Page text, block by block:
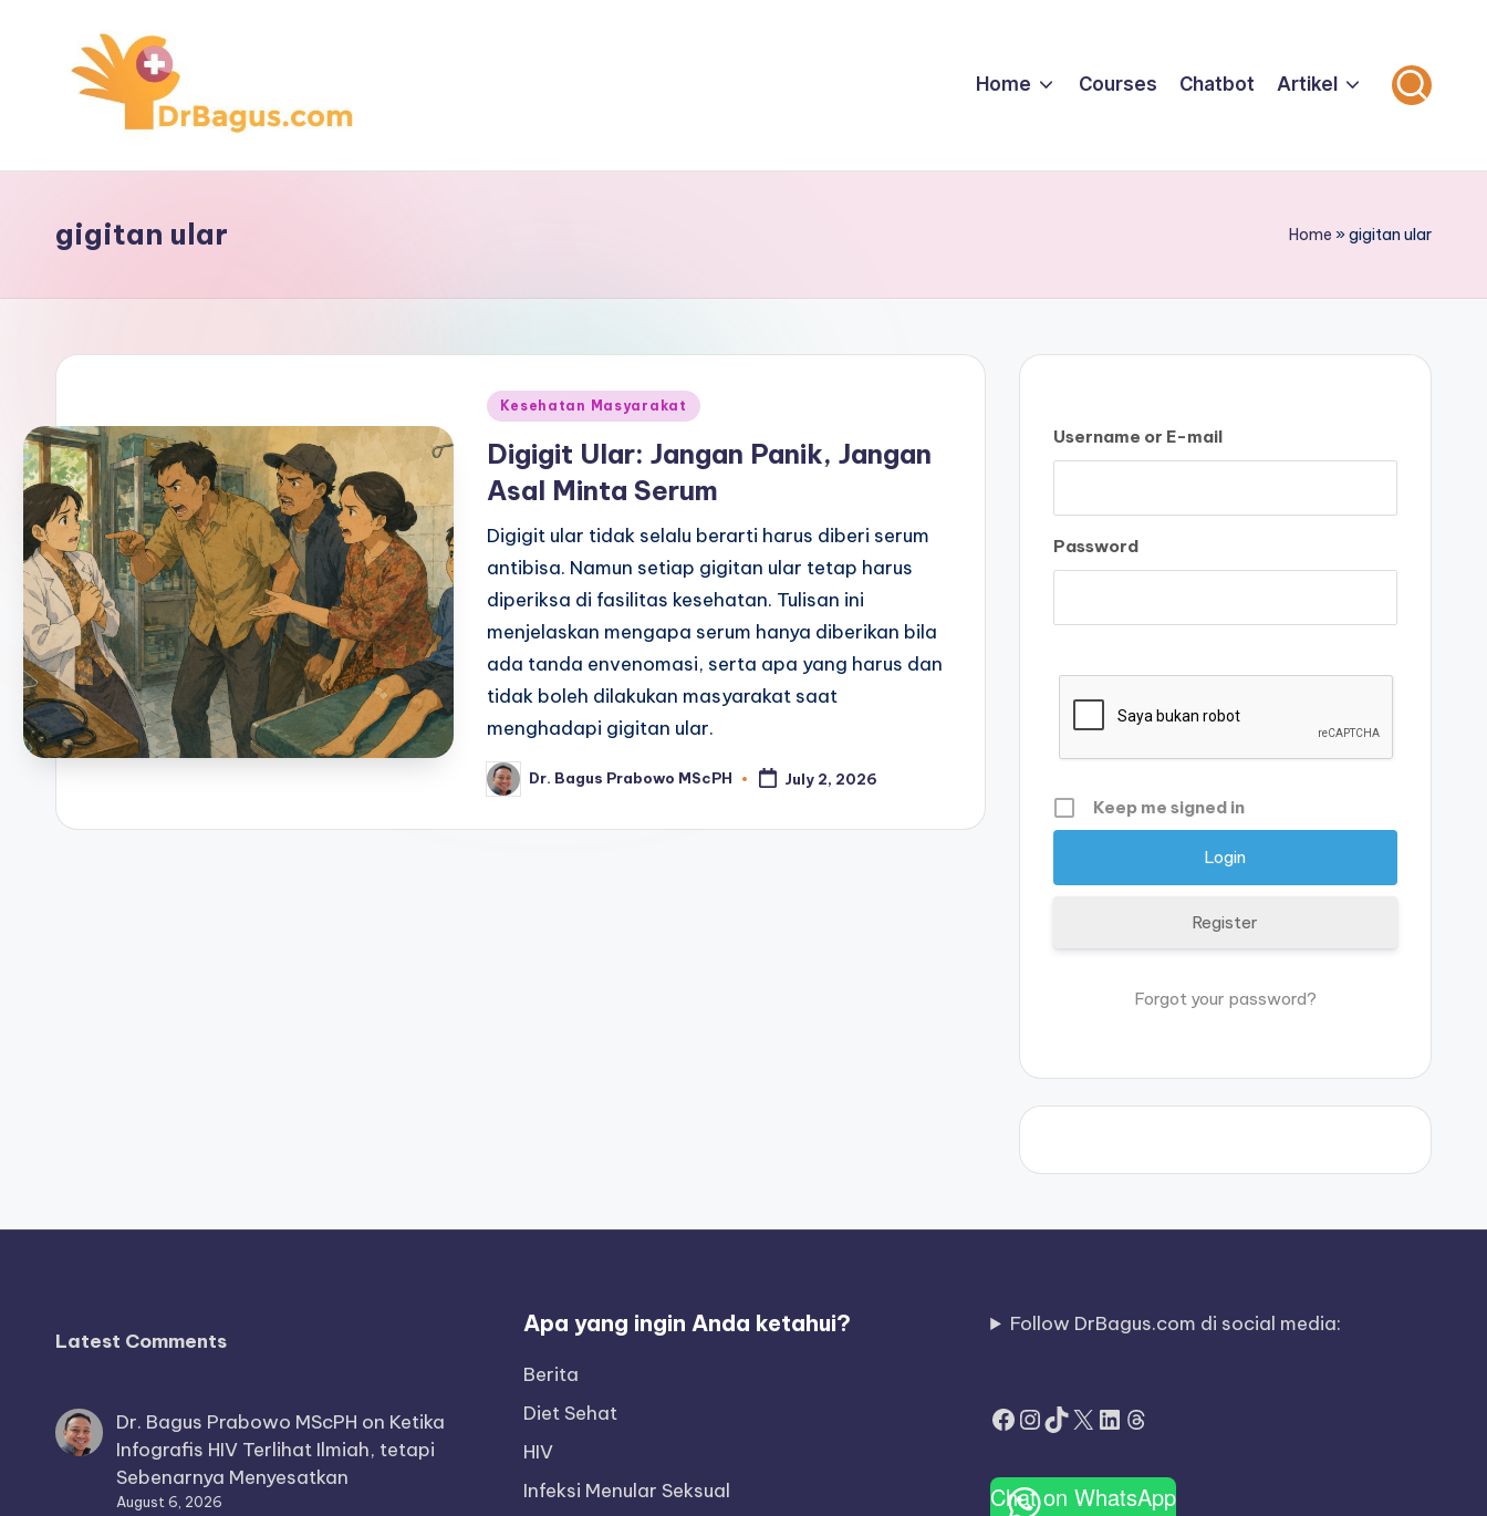
Home Courses Chatbot Artikel
gigitan ular Home »gigitan ular
Posted
Kesehatan Masyarakat
Digigit Ular: Jangan Panik, Jangan
Asal Minta Serum
Digigit ular tidak selalu berarti harus diberi serum
antibisa. Namun setiap gigitan ular tetap harus
diperiksa di fasilitas kesehatan. Tulisan ini
menjelaskan mengapa serum hanya diberikan bila
ada tanda envenomasi, serta apa yang harus dan
tidak boleh dilakukan masyarakat saat
menghadapi gigitan ular.
Posted
by
Dr. Bagus Prabowo MScPH July 2, 2026
Username or E-mail
Password
Keep me signed in
Register
Forgot your password?
Latest Comments
Dr. Bagus Prabowo MScPH on Ketika
Infografis HIV Terlihat Ilmiah, tetapi
Sebenarnya Menyesatkan
August 6, 2026
Apa yang ingin Anda ketahui?
Berita
Diet Sehat
HIV
Infeksi Menular Seksual
Follow DrBagus.com di social media:
Facebook
Instagram
TikTok
X LinkedIn
Threads
Chat on WhatsApp